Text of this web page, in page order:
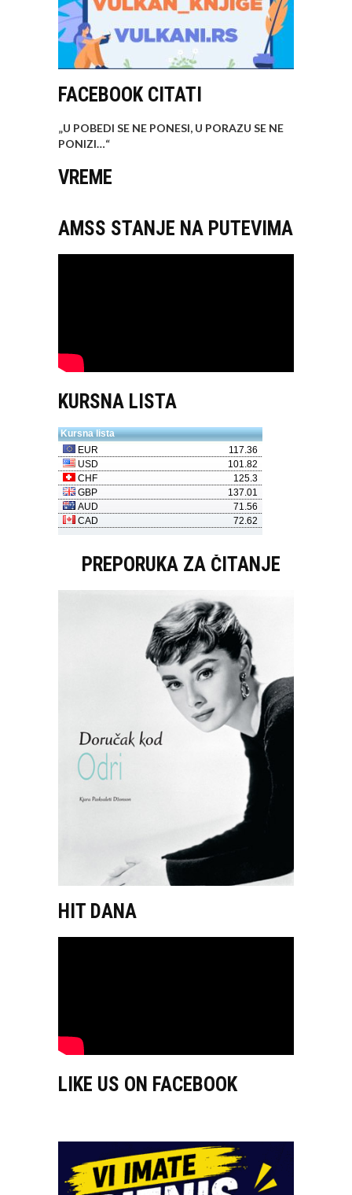
FACEBOOK CITATI
„U POBEDI SE NE PONESI, U PORAZU SE NE
PONIZI…“
VREME
AMSS STANJE NA PUTEVIMA
KURSNA LISTA
PREPORUKA ZA ČITANJE
HIT DANA
LIKE US ON FACEBOOK